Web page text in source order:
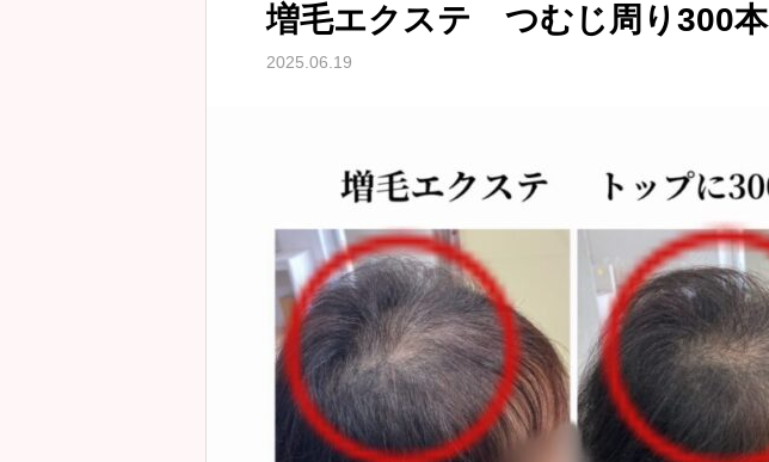
増毛エクステ つむじ周り300本
2025.06.19